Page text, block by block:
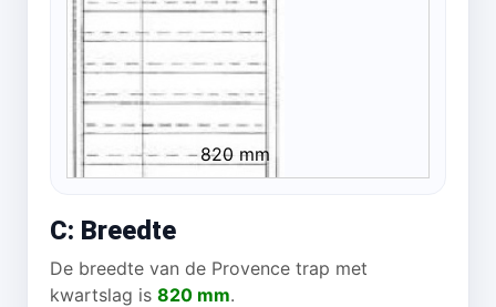
820 mm
C: Breedte
De breedte van de Provence trap met
kwartslag is 820 mm.